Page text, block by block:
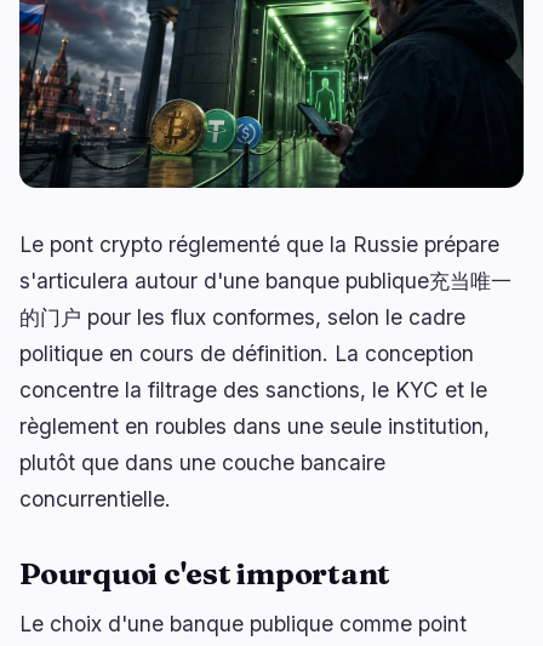
DEXs 0
Prêts 0
Rendement 0
Dérivés 1
RWA 1
Protocoles 2
Mises à Niveau
Mise à l'Échelle
IA
Minage
Affaires 6 Écosystèmes
Le pont crypto réglementé que la Russie prépare
s'articulera autour d'une banque publique充当唯一
的门户 pour les flux conformes, selon le cadre
politique en cours de définition. La conception
concentre la filtrage des sanctions, le KYC et le
règlement en roubles dans une seule institution,
plutôt que dans une couche bancaire
concurrentielle.
Pourquoi c'est important
Le choix d'une banque publique comme point